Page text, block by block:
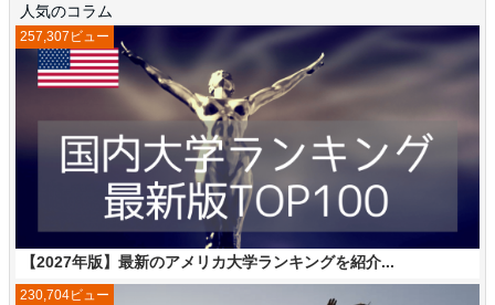
人気のコラム
【2027年版】最新のアメリカ大学ランキングを紹介...
257,307ビュー
230,704ビュー